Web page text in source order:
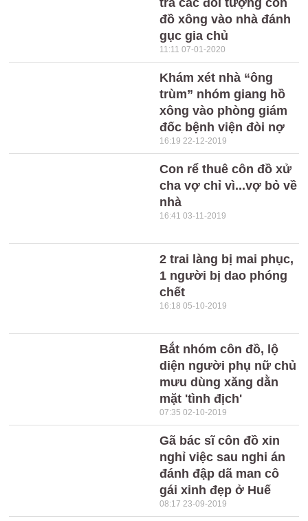
tra các đối tượng côn
đồ xông vào nhà đánh
gục gia chủ
11:11 07-01-2020
Khám xét nhà “ông
trùm” nhóm giang hồ
xông vào phòng giám
đốc bệnh viện đòi nợ
16:19 22-12-2019
Con rể thuê côn đồ xử
cha vợ chỉ vì...vợ bỏ về
nhà
16:41 03-11-2019
2 trai làng bị mai phục,
1 người bị dao phóng
chết
16:18 05-10-2019
Bắt nhóm côn đồ, lộ
diện người phụ nữ chủ
mưu dùng xăng dằn
mặt 'tình địch'
07:35 02-10-2019
Gã bác sĩ côn đồ xin
nghỉ việc sau nghi án
đánh đập dã man cô
gái xinh đẹp ở Huế
08:17 23-09-2019